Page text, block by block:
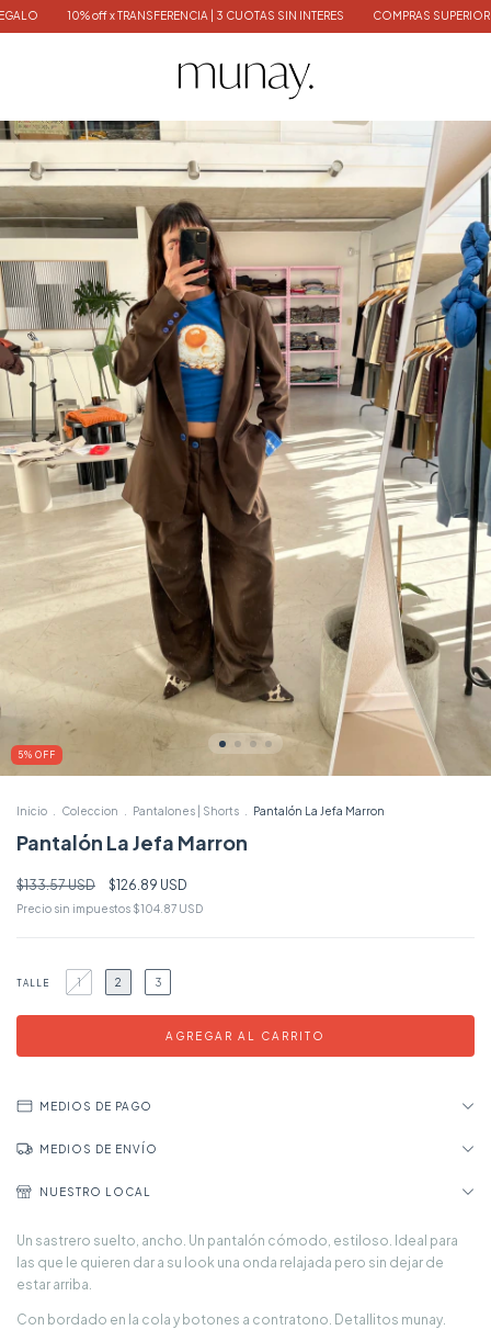
off x TRANSFERENCIA | 3 CUOTAS SIN INTERES COMPRAS SUPERIORES
5% OFF
Inicio Coleccion Pantalones | Shorts Pantalón La Jefa Marron
Pantalón La Jefa Marron
$133.57 USD $126.89 USD
Precio sin impuestos $104.87 USD
TALLE 1 2 3
MEDIOS DE PAGO
MEDIOS DE ENVÍO
NUESTRO LOCAL
Un sastrero suelto, ancho. Un pantalón cómodo, estiloso. Ideal para
las que le quieren dar a su look una onda relajada pero sin dejar de
estar arriba.
Con bordado en la cola y botones a contratono. Detallitos munay.